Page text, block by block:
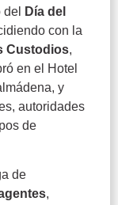
del Día del
con la
Custodios,
en el Hotel
y
autoridades
de
de
,